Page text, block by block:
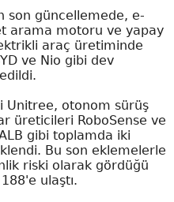
son güncellemede, e-
arama motoru ve yapay
araç üretiminde
ve Nio gibi dev
Unitree, otonom sürüş
üreticileri RoboSense ve
gibi toplamda iki
Bu son eklemelerle
riski olarak gördüğü
ulaştı.